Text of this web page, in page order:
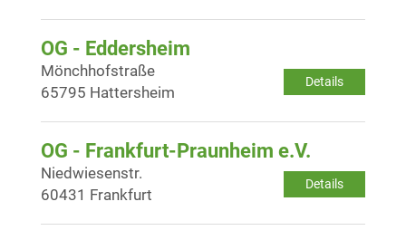
OG - Eddersheim
Details
Mönchhofstraße
65795 Hattersheim
OG - Frankfurt-Praunheim e.V.
Details
Niedwiesenstr.
60431 Frankfurt